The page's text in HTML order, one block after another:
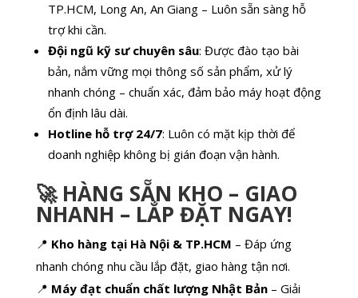
TP.HCM, Long An, An Giang– Luôn sẵn sàng hỗ
trợ khi cần.
Đội ngũ kỹ sư chuyên sâu: Được đào tạo bài
bản, nắm vững mọi thông số sản phẩm, xử lý
nhanh chóng – chuẩn xác, đảm bảo máy hoạt động
ổn định lâu dài.
Hotline hỗ trợ 24/7: Luôn có mặt kịp thời để
doanh nghiệp không bị gián đoạn vận hành.
🚀 HÀNG SẴN KHO – GIAO
NHANH – LẮP ĐẶT NGAY!
📍 Kho hàng tại Hà Nội & TP.HCM – Đáp ứng
nhanh chóng nhu cầu lắp đặt, giao hàng tận nơi.
📍 Máy đạt chuẩn chất lượng Nhật Bản– Giải